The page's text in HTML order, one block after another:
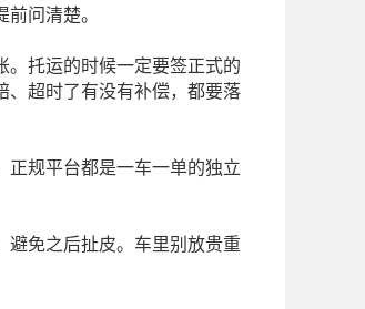
问清楚。
。托运的时候一定要签正式的
、超时了有没有补偿，都要落
正规平台都是一车一单的独立
避免之后扯皮。车里别放贵重